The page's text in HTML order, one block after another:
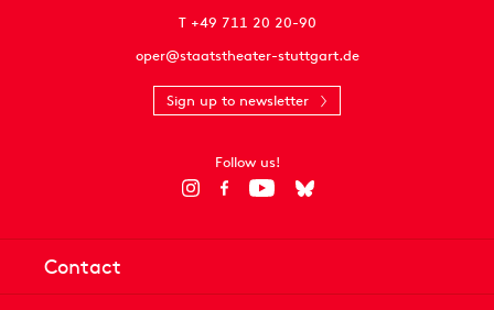
T +49 711 20 20-90
oper@staatstheater-stuttgart.de
Sign up to newsletter
Follow us!
Contact